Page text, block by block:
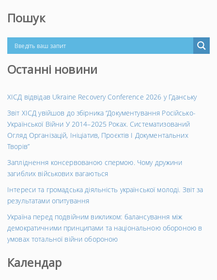
Пошук
Останні новини
ХІСД відвідав Ukraine Recovery Conference 2026 у Гданську
Звіт ХІСД увійшов до збірника “Документування Російсько-
Української Війни У 2014–2025 Роках. Систематизований
Огляд Організацій, Ініціатив, Проєктів І Документальних
Творів”
Запліднення консервованою спермою. Чому дружини
загиблих військових вагаються
Інтереси та громадська діяльність української молоді. Звіт за
результатами опитування
Україна перед подвійним викликом: балансування між
демократичними принципами та національною обороною в
умовах тотальної війни обороною
Календар